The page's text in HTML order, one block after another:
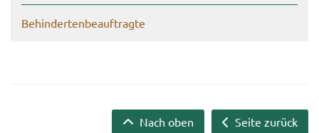
Be­hin­der­ten­be­auf­trag­te
Seite zurück
Nach oben